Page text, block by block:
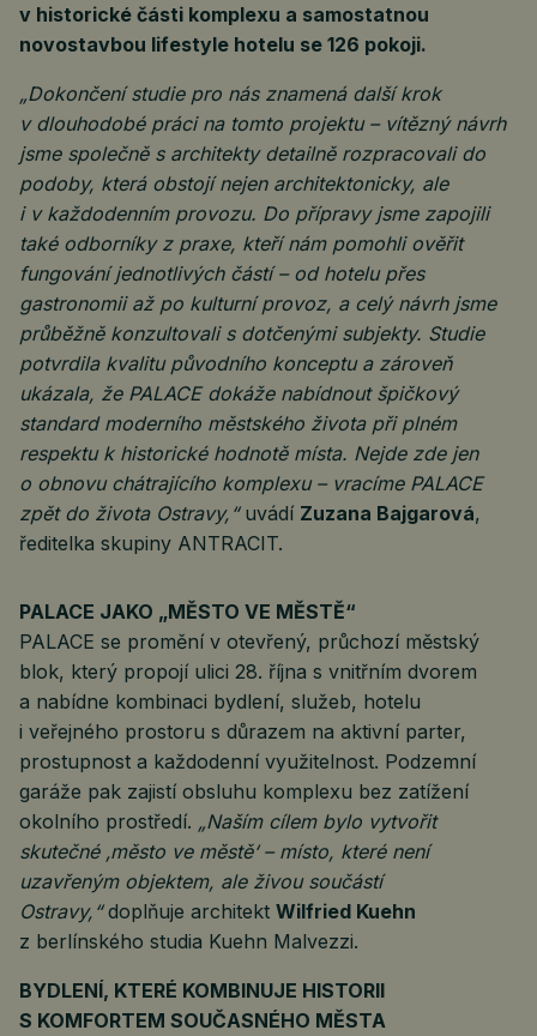
v historické části komplexu a samostatnou
novostavbou lifestyle hotelu se 126 pokoji.
„Dokončení studie pro nás znamená další krok
v dlouhodobé práci na tomto projektu – vítězný návrh
jsme společně s architekty detailně rozpracovali do
podoby, která obstojí nejen architektonicky, ale
i v každodenním provozu. Do přípravy jsme zapojili
také odborníky z praxe, kteří nám pomohli ověřit
fungování jednotlivých částí – od hotelu přes
gastronomii až po kulturní provoz, a celý návrh jsme
průběžně konzultovali s dotčenými subjekty. Studie
potvrdila kvalitu původního konceptu a zároveň
ukázala, že PALACE dokáže nabídnout špičkový
standard moderního městského života při plném
respektu k historické hodnotě místa. Nejde zde jen
o obnovu chátrajícího komplexu – vracíme PALACE
zpět do života Ostravy,“uvádí Zuzana Bajgarová,
ředitelka skupiny ANTRACIT.
PALACE JAKO „MĚSTO VE MĚSTĚ“
PALACE se promění v otevřený, průchozí městský
blok, který propojí ulici 28. října s vnitřním dvorem
a nabídne kombinaci bydlení, služeb, hotelu
i veřejného prostoru s důrazem na aktivní parter,
prostupnost a každodenní využitelnost. Podzemní
garáže pak zajistí obsluhu komplexu bez zatížení
okolního prostředí. „Naším cílem bylo vytvořit
skutečné ‚město ve městě‘ – místo, které není
uzavřeným objektem, ale živou součástí
Ostravy,“doplňuje architekt Wilfried Kuehn
z berlínského studia Kuehn Malvezzi.
BYDLENÍ, KTERÉ KOMBINUJE HISTORII
S KOMFORTEM SOUČASNÉHO MĚSTA